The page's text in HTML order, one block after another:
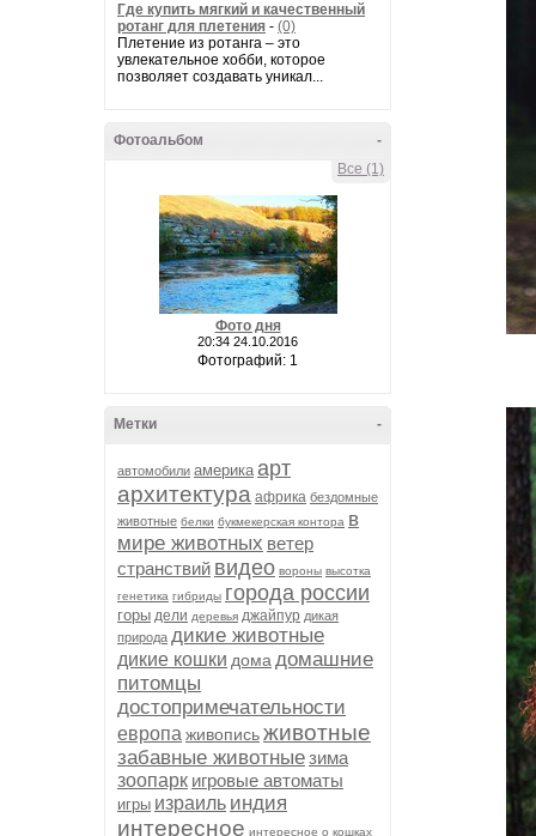
Где купить мягкий и качественный
ротанг для плетения - (0)
Плетение из ротанга – это
увлекательное хобби, которое
позволяет создавать уникал...
-
Фотоальбом
Все (1)
Фото дня
20:34 24.10.2016
Фотографий: 1
-
Метки
автомобили америка арт
архитектура африка бездомные
животные белки букмекерская контора в
мире животных ветер
странствий видео вороны высотка
генетика гибриды города россии
горы дели деревья джайпур дикая
природа дикие животные
дикие кошки дома домашние
питомцы
достопримечательности
европа живописьживотные
забавные животныезима
зоопарк игровые автоматы
игры израиль индия
интересное интересное о кошках